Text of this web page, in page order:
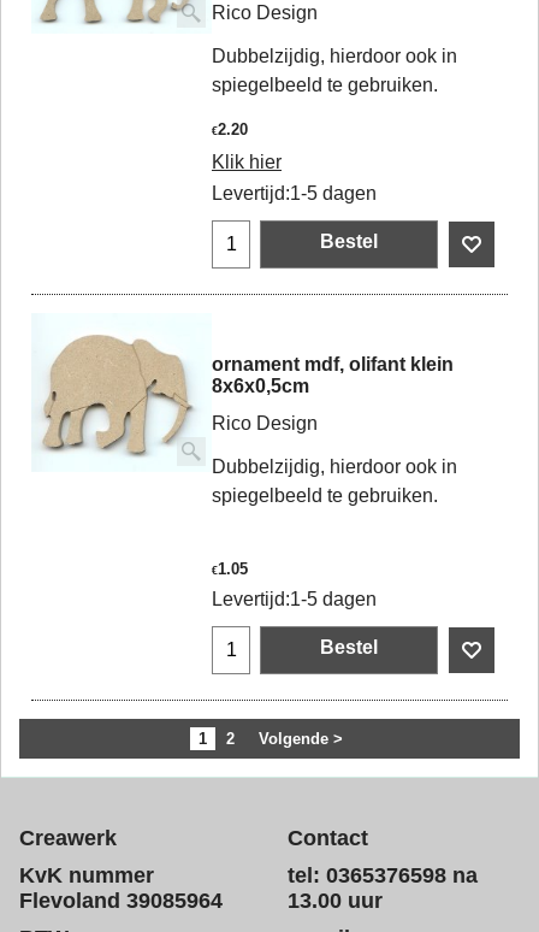
Rico Design
Dubbelzijdig, hierdoor ook in
spiegelbeeld te gebruiken.
€2.20
Klik hier
Levertijd:1-5 dagen
Bestel
ornament mdf, olifant klein
8x6x0,5cm
Rico Design
Dubbelzijdig, hierdoor ook in
spiegelbeeld te gebruiken.
€1.05
Levertijd:1-5 dagen
Bestel
1 2 Volgende >
Creawerk
KvK nummer
Flevoland 39085964
Contact
tel: 0365376598 na
13.00 uur